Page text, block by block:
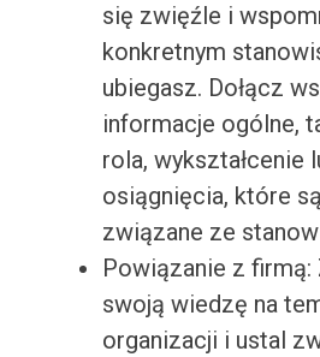
się zwięźle i
konkretnym
ubiegasz. Dołącz
informacje ogólne,
rola, wykształcenie
osiągnięcia, które
związane ze
Powiązanie z firmą:
swoją wiedzę na
organizacji i ustal